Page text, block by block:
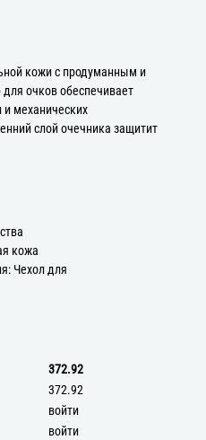
кожи с продуманным и
очков обеспечивает
и механических
слой очечника защитит
кожа
Чехол для
372.92
372.92
войти
войти